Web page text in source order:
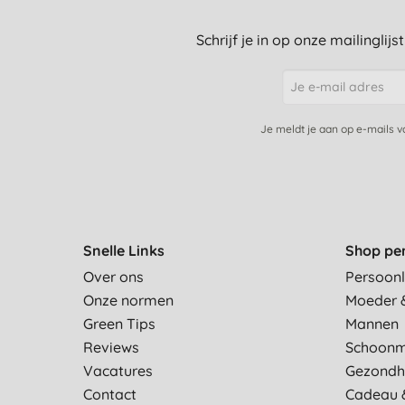
Schrijf je in op onze
Je meldt je aan op e-mails
Snelle Links
Over ons
Onze normen
Green Tips
Reviews
Vacatures
Contact
Shop
Moeder
Mannen
Cadeau